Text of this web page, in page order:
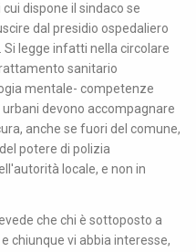
dispone il sindaco se
dal presidio ospedaliero
legge infatti nella circolare
sanitario
mentale- competenze
devono accompagnare
anche se fuori del comune,
potere di polizia
locale, e non in
che chi è sottoposto a
chiunque vi abbia interesse,